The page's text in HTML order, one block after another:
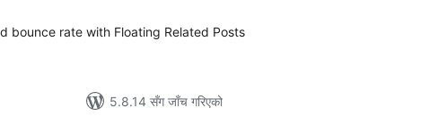
bounce rate with Floating Related Posts
5.8.14 सँग जाँच गरिएको